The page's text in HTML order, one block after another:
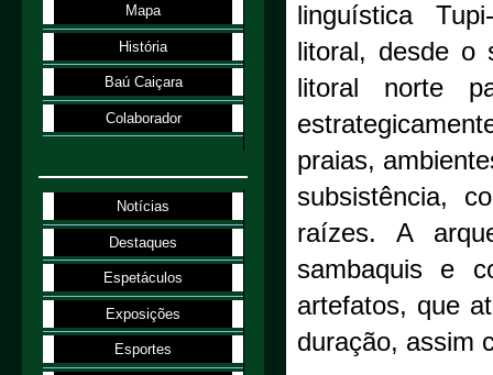
linguística
litoral, desde o
litoral norte
praias,
subsistência,
raízes. A
sambaquis e
artefatos, que
duração, assim
Mapa
História
Baú Caiçara
Colaborador
Notícias
Destaques
Espetáculos
Exposições
Esportes